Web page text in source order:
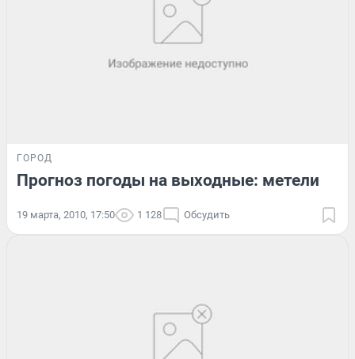
ГОРОД
Прогноз погоды на выходные: метели
19 марта, 2010, 17:50 1 128 Обсудить